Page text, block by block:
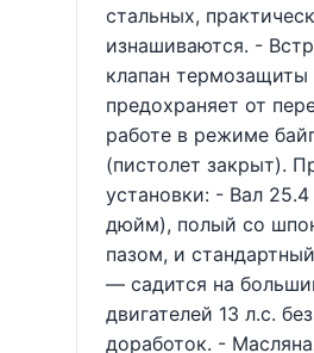
стальных,
изнашиваются. -
клапан
предохраняет от
работе в режиме
(пистолет закрыт).
установки: - Вал
дюйм), полый со
пазом, и
— садится на
двигателей 13 л.с.
доработок. -